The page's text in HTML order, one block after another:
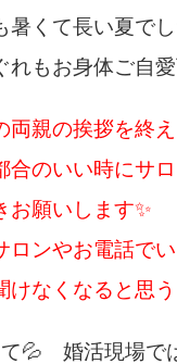
暑くて長い夏で
れもお身体ご自
両親の挨拶を終え
合のいい時にサ
お願いします✨
ロンやお電話で
けなくなると思
て💦 婚活現場